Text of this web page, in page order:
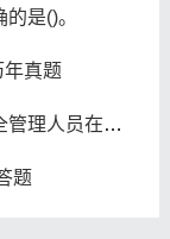
是()。
真题
如何一次就考过？
题